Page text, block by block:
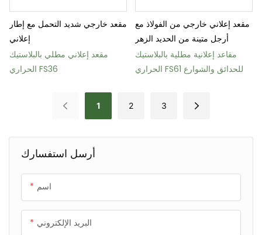
أرسل استفسارك
اسم
البريد الإلكتروني
مقعد خارجي شديد التحمل مع إطار
إعلاني
مقعد إعلاني مطلي بالبلاستيك
الحراري FS36
مقعد إعلاني خارجي من الفولاذ مع
أرجل متينة من الحديد الزهر
مقاعد إعلانية مطلية بالبلاستيك
الحراري FS61 للحدائق والشوارع
1 2 3